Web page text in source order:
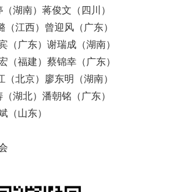
湖南）蒋俊文（四川）
江西）曾迎风（广东）
（广东）谢瑞成（湖南）
（福建）蔡锦幸（广东）
北京）廖东明（湖南）
湖北）潘朝铭（广东）
（山东）